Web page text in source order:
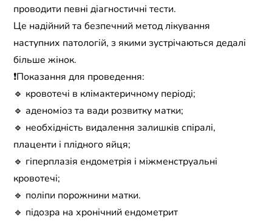
проводити певні діагностичні тести.
Це надійний та безпечний метод лікування
наступних патологій, з якими зустрічаються дедалі
більше жінок.
❗️Показання для проведення:
🔹 кровотечі в клімактеричному періоді;
🔹 аденоміоз та вади розвитку матки;
🔹 необхідність видалення залишків спіралі,
плаценти і плідного яйця;
🔹 гіперплазія ендометрія і міжменструальні
кровотечі;
🔹 поліпи порожнини матки.
🔹 підозра на хронічний ендометрит